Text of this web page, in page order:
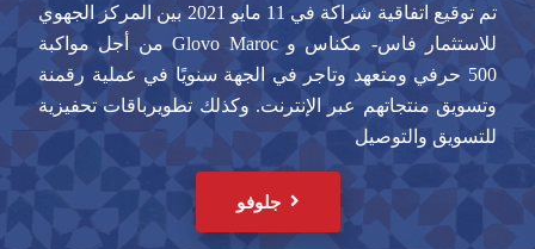
تم توقيع اتفاقية شراكة في 11 مايو 2021 بين المركز الجهوي
للاستثمار فاس- مكناس و Glovo Maroc من أجل مواكبة
500 حرفي ومتعهد وتاجر في الجهة سنويًا في عملية رقمنة
وتسويق منتجاتهم عبر الإنترنت. وكذلك تطويرباقات تحفيزية
للتسويق والتوصيل
جلوفو